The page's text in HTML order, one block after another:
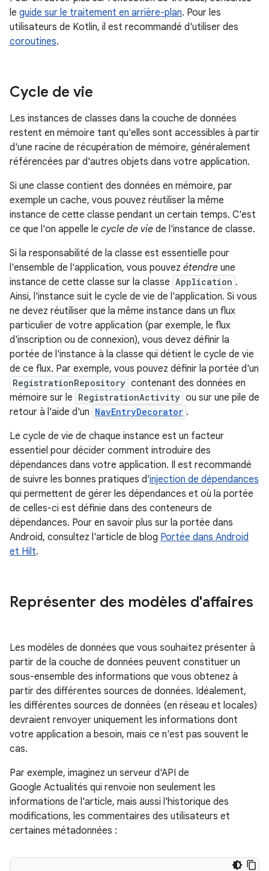
le guide sur le traitement en arrière-plan. Pour les
utilisateurs de Kotlin, il est recommandé d'utiliser des
coroutines.
Cycle de vie
Les instances de classes dans la couche de données
restent en mémoire tant qu'elles sont accessibles à partir
d'une racine de récupération de mémoire, généralement
référencées par d'autres objets dans votre application.
Si une classe contient des données en mémoire, par
exemple un cache, vous pouvez réutiliser la même
instance de cette classe pendant un certain temps. C'est
ce que l'on appelle le cycle de vie de l'instance de classe.
Si la responsabilité de la classe est essentielle pour
l'ensemble de l'application, vous pouvez étendre une
instance de cette classe sur la classe Application .
Ainsi, l'instance suit le cycle de vie de l'application. Si vous
ne devez réutiliser que la même instance dans un flux
particulier de votre application (par exemple, le flux
d'inscription ou de connexion), vous devez définir la
portée de l'instance à la classe qui détient le cycle de vie
de ce flux. Par exemple, vous pouvez définir la portée d'un
RegistrationRepository contenant des données en
mémoire sur le RegistrationActivity ou sur une pile de
retour à l'aide d'un NavEntryDecorator .
Le cycle de vie de chaque instance est un facteur
essentiel pour décider comment introduire des
dépendances dans votre application. Il est recommandé
de suivre les bonnes pratiques d'injection de dépendances
qui permettent de gérer les dépendances et où la portée
de celles-ci est définie dans des conteneurs de
dépendances. Pour en savoir plus sur la portée dans
Android, consultez l'article de blog Portée dans Android
et Hilt.
Représenter des modèles d'affaires
Les modèles de données que vous souhaitez présenter à
partir de la couche de données peuvent constituer un
sous-ensemble des informations que vous obtenez à
partir des différentes sources de données. Idéalement,
les différentes sources de données (en réseau et locales)
devraient renvoyer uniquement les informations dont
votre application a besoin, mais ce n'est pas souvent le
cas.
Par exemple, imaginez un serveur d'API de
Google Actualités qui renvoie non seulement les
informations de l'article, mais aussi l'historique des
modifications, les commentaires des utilisateurs et
certaines métadonnées :